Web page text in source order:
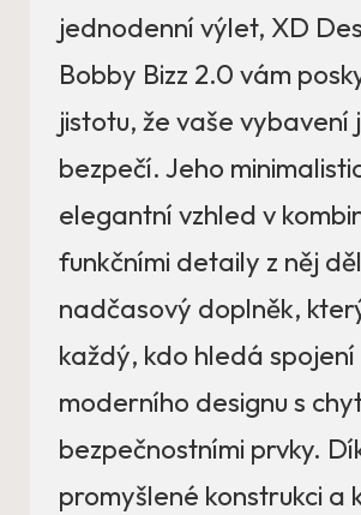
jednodenní výlet, XD
Bobby Bizz 2.0 vám
jistotu, že vaše vybavení
bezpečí. Jeho
elegantní vzhled v
funkčními detaily z něj
nadčasový doplněk,
každý, kdo hledá spojení
moderního designu s
bezpečnostními prvky.
promyšlené konstrukci a